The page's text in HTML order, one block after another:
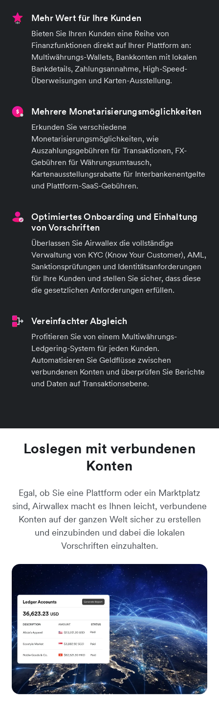
Mehr Wert für Ihre Kunden
Bieten Sie Ihren Kunden eine Reihe von
Finanzfunktionen direkt auf Ihrer Plattform an:
Multiwährungs-Wallets, Bankkonten mit lokalen
Bankdetails, Zahlungsannahme, High-Speed-
Überweisungen und Karten-Ausstellung.
Mehrere Monetarisierungsmöglichkeiten
Erkunden Sie verschiedene
Monetarisierungsmöglichkeiten, wie
Auszahlungsgebühren für Transaktionen, FX-
Gebühren für Währungsumtausch,
Kartenausstellungsrabatte für Interbankenentgelte
und Plattform-SaaS-Gebühren.
Optimiertes Onboarding und Einhaltung
von Vorschriften
Überlassen Sie Airwallex die vollständige
Verwaltung von KYC (Know Your Customer), AML,
Sanktionsprüfungen und Identitätsanforderungen
für Ihre Kunden und stellen Sie sicher, dass diese
die gesetzlichen Anforderungen erfüllen.
Vereinfachter Abgleich
Profitieren Sie von einem Multiwährungs-
Ledgering-System für jeden Kunden.
Automatisieren Sie Geldflüsse zwischen
verbundenen Konten und überprüfen Sie Berichte
und Daten auf Transaktionsebene.
Loslegen mit verbundenen
Konten
Egal, ob Sie eine Plattform oder ein Marktplatz
sind, Airwallex macht es Ihnen leicht, verbundene
Konten auf der ganzen Welt sicher zu erstellen
und einzubinden und dabei die lokalen
Vorschriften einzuhalten.